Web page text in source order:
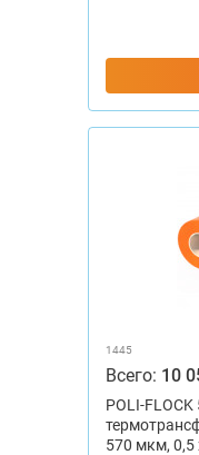
1445
Всего: 10
POLI-
570 мкм, 0,5